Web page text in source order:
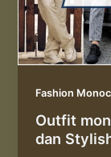
Fashion
Outfit
dan